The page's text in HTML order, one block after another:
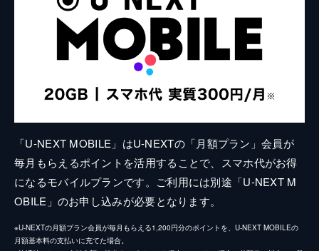
「U-NEXT MOBILE」はU-NEXTの「月額プラン」会員が
毎月もらえるポイントを活用することで、スマホ代がお得
になるモバイルプランです。ご利用には別途「U-NEXT M
OBILE」のお申し込みが必要となります。
※U-NEXTの月額プラン会員が毎月もらえる1,200円分のポイントを、U-NEXT MOBILEの
月額基本料の支払いに充てた場合。